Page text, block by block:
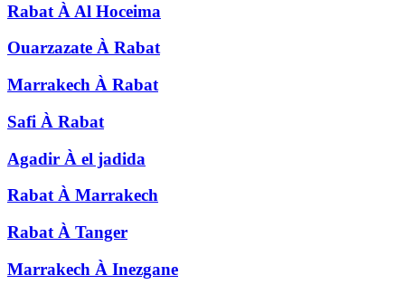
Rabat À Al Hoceima
Ouarzazate À Rabat
Marrakech À Rabat
Safi À Rabat
Agadir À el jadida
Rabat À Marrakech
Rabat À Tanger
Marrakech À Inezgane